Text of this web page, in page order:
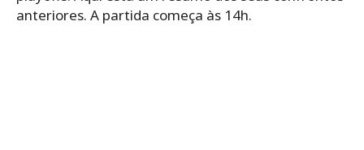
anteriores. A partida começa às 14h.